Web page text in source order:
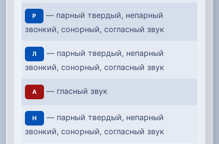
Р
— парный твердый, непарный
звонкий, сонорный, согласный звук
Л
— парный твердый, непарный
звонкий, сонорный, согласный звук
А — гласный звук
Н
— парный твердый, непарный
звонкий, сонорный, согласный звук